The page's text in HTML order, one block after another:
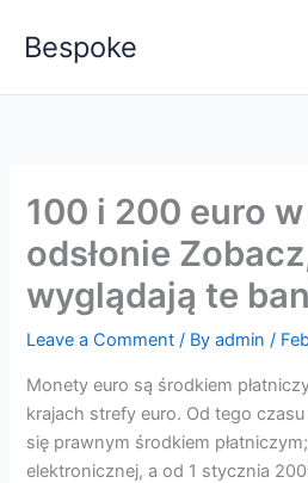
Bespoke
100 i 200 euro
odsłonie
wyglądają te
Leave a Comment / Byadmin/
Monety euro są środkiem
krajach strefy euro. Od tego
się prawnym środkiem
elektronicznej, a od 1 stycznia